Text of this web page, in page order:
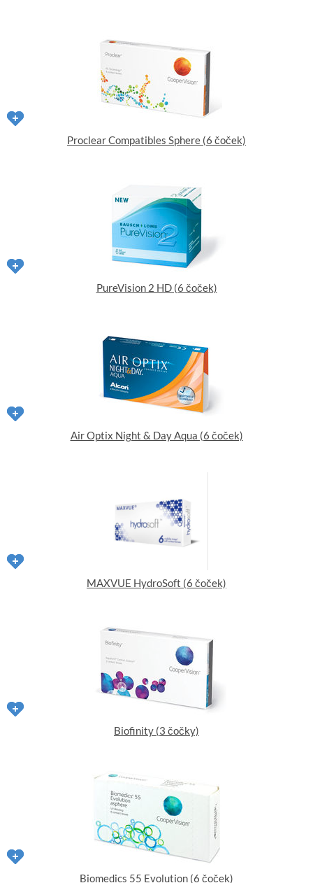
Proclear Compatibles Sphere (6 čoček)
PureVision 2 HD (6 čoček)
Air Optix Night & Day Aqua (6 čoček)
MAXVUE HydroSoft (6 čoček)
Biofinity (3 čočky)
Biomedics 55 Evolution (6 čoček)